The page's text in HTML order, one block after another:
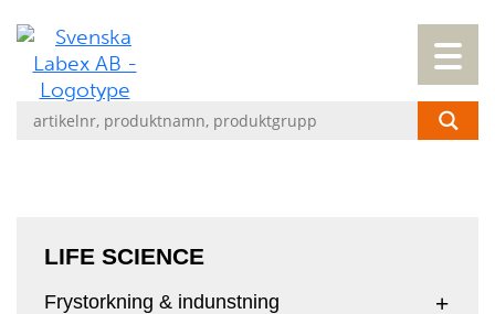
LIFE SCIENCE
Frystorkning & indunstning